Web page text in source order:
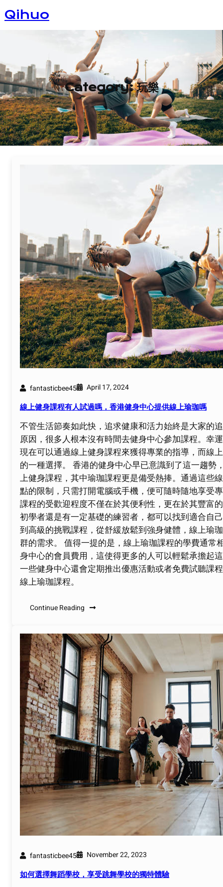
toQihuo
Category:玩樂
fantasticbee45 April 17, 2024
線上健身課程有人試過嗎，香港健身中心提供線上瑜珈嗎
不管生活節奏如此快，追求健康和活力始終是大家的
原因，很多人根本沒有時間去健身中心參加課程。幸
現在可以通過線上健身課程來獲得專業的指導，而線
的一種選擇。 香港的健身中心早已意識到了這一趨勢
上健身課程，其中瑜珈課程更是備受熱捧。通過這些
點的限制，只需打開電腦或手機，便可隨時隨地享受
課程的受歡迎程度不僅在於其便利性，更在於其豐富
初學者還是有一定基礎的練習者，都可以找到適合自
到高級的挑戰課程，從舒緩放鬆到強身健體，線上瑜
群的需求。 值得一提的是，線上瑜珈課程的學費通常
身中心的會員費用，這使得更多的人可以輕鬆承擔起
一些健身中心還會定期推出優惠活動或者免費試聽課
線上瑜珈課程。
Continue Reading
fantasticbee45 November 22, 2023
如何選擇舞蹈學校，享受跳舞學校的獨特體驗